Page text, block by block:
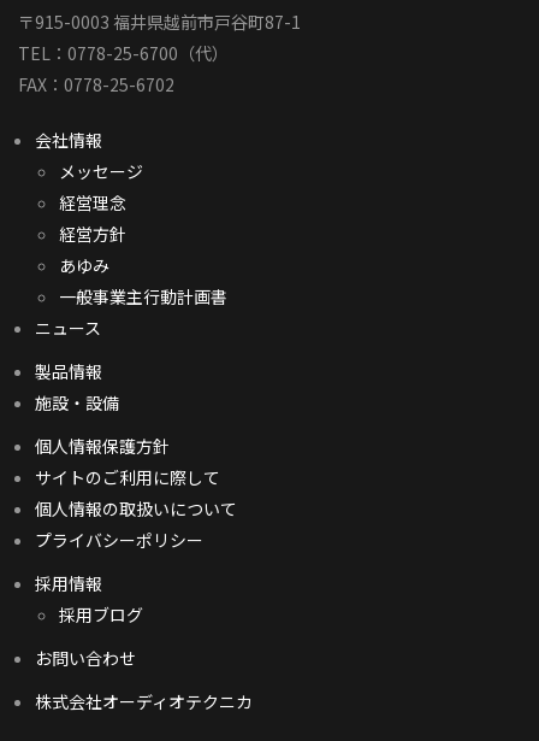
〒915-0003 福井県越前市戸谷町87-1
TEL：0778-25-6700（代）
FAX：0778-25-6702
会社情報
メッセージ
経営理念
経営方針
あゆみ
一般事業主行動計画書
ニュース
製品情報
施設・設備
個人情報保護方針
サイトのご利用に際して
個人情報の取扱いについて
プライバシーポリシー
採用情報
採用ブログ
お問い合わせ
株式会社オーディオテクニカ